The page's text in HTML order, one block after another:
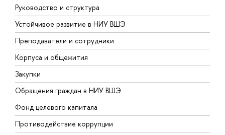
Руководство и структура
Устойчивое развитие в НИУ ВШЭ
Преподаватели и сотрудники
Корпуса и общежития
Закупки
Обращения граждан в НИУ ВШЭ
Фонд целевого капитала
Противодействие коррупции